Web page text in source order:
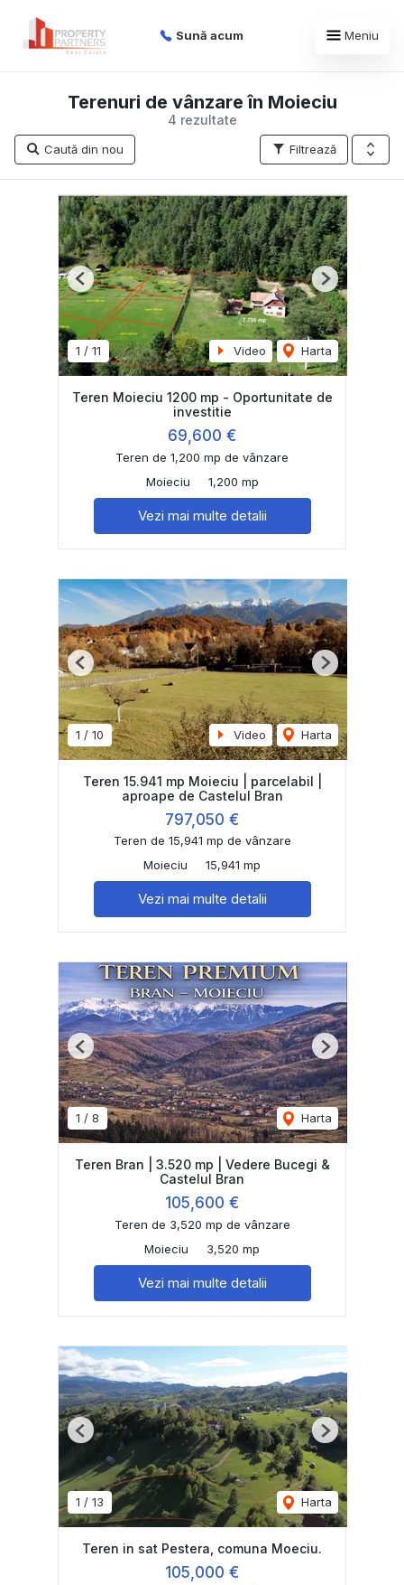
Sună acum Meniu
4 rezultate
Terenuri de vânzare în Moieciu
Filtrează
Caută din nou
1 / 11 Video Harta
Previous Next
Teren Moieciu 1200 mp - Oportunitate de
investitie
69,600 €
Teren de 1,200 mp de vânzare
Moieciu
1,200 mp
Vezi mai multe detalii
1 / 10 Video Harta
Previous Next
Teren 15.941 mp Moieciu | parcelabil |
aproape de Castelul Bran
797,050 €
Teren de 15,941 mp de vânzare
Moieciu
15,941 mp
Vezi mai multe detalii
1 / 8 Harta
Previous Next
Teren Bran | 3.520 mp | Vedere Bucegi &
Castelul Bran
105,600 €
Teren de 3,520 mp de vânzare
Moieciu
3,520 mp
Vezi mai multe detalii
1 / 13 Harta
Previous Next
Teren in sat Pestera, comuna Moeciu.
105,000 €